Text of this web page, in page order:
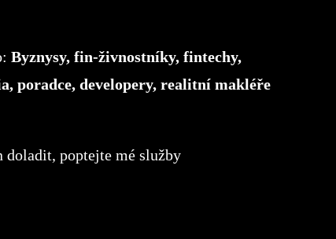
Byznysy, fin-živnostníky, fintechy,
poradce, developery, realitní makléře
doladit, poptejte mé služby